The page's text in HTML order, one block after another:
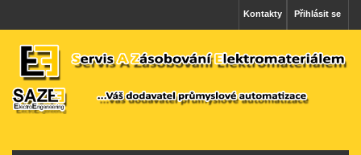
Přihlásit se
Kontakty